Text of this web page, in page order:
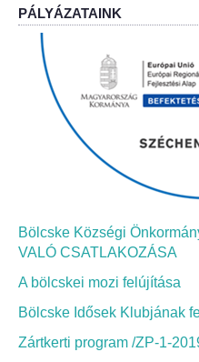
Bölcskei Klímakör
HIVATAL
Szervezeti felépítés
Dokumentumok
Nyomtatványok
Szabályzatok
PÁLYÁZATAINK
Bölcske Községi
VALÓ CSATLAKOZÁSA
A bölcskei mozi felújítása
Bölcske Idősek Klubjának
Zártkerti program /ZP-1-